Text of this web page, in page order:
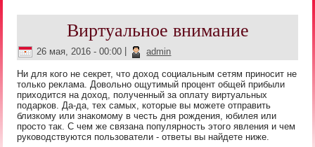
Виртуальное внимание
26 мая, 2016 - 00:00 admin
Ни для кого не секрет, что доход социальным сетям приносит не
только реклама. Довольно ощутимый процент общей прибыли
приходится на доход, полученный за оплату виртуальных
подарков. Да-да, тех самых, которые вы можете отправить
близкому или знакомому в честь дня рождения, юбилея или
просто так. С чем же связана популярность этого явления и чем
руководствуются пользователи - ответы вы найдете ниже.